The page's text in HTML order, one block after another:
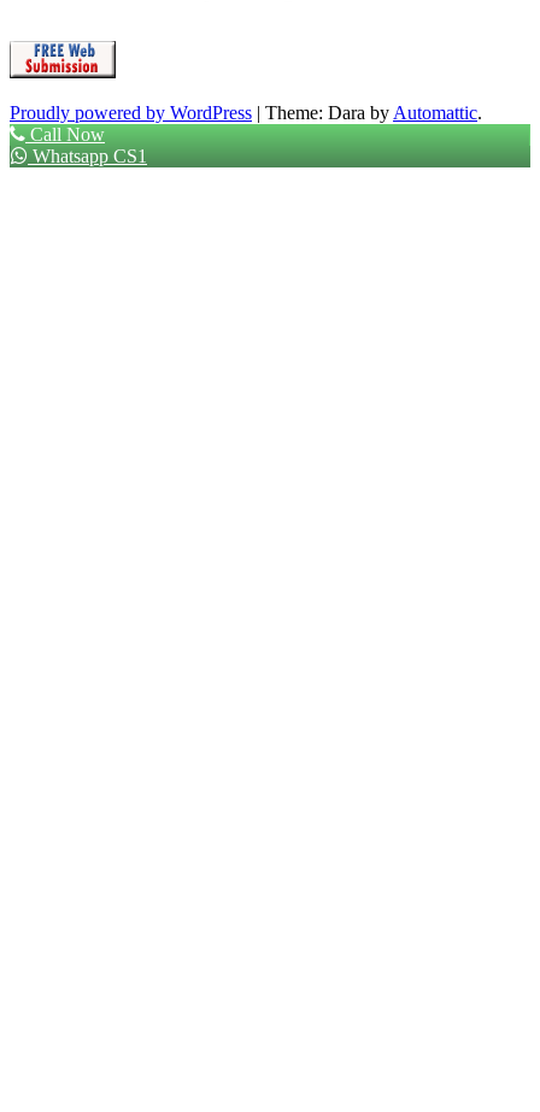
Proudly powered by WordPress | Theme: Dara by Automattic.
Call Now
Whatsapp CS1